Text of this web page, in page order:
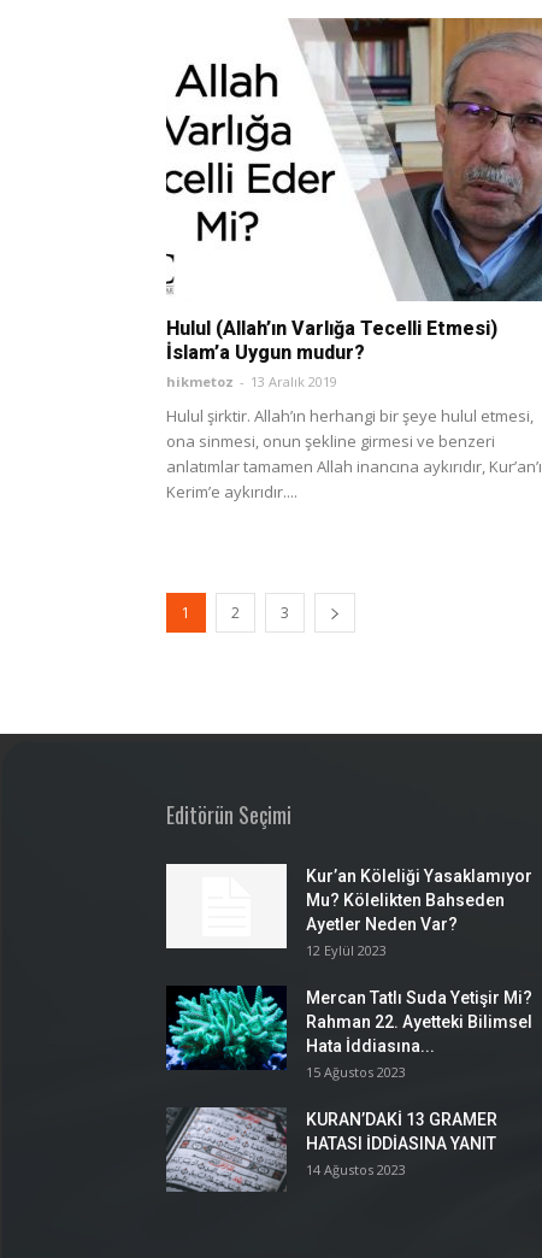
Hulul (Allah’ın Varlığa Tecelli Etmesi)
İslam’a Uygun mudur?
hikmetoz - 13 Aralık 2019
Hulul şirktir. Allah’ın herhangi bir şeye hulul etmesi,
ona sinmesi, onun şekline girmesi ve benzeri
anlatımlar tamamen Allah inancına aykırıdır, Kur’an’ı
Kerim’e aykırıdır....
1 2 3
Editörün Seçimi
Kur’an Köleliği Yasaklamıyor
Mu? Kölelikten Bahseden
Ayetler Neden Var?
12 Eylül 2023
Mercan Tatlı Suda Yetişir Mi?
Rahman 22. Ayetteki Bilimsel
Hata İddiasına...
15 Ağustos 2023
KURAN’DAKİ 13 GRAMER
HATASI İDDİASINA YANIT
14 Ağustos 2023